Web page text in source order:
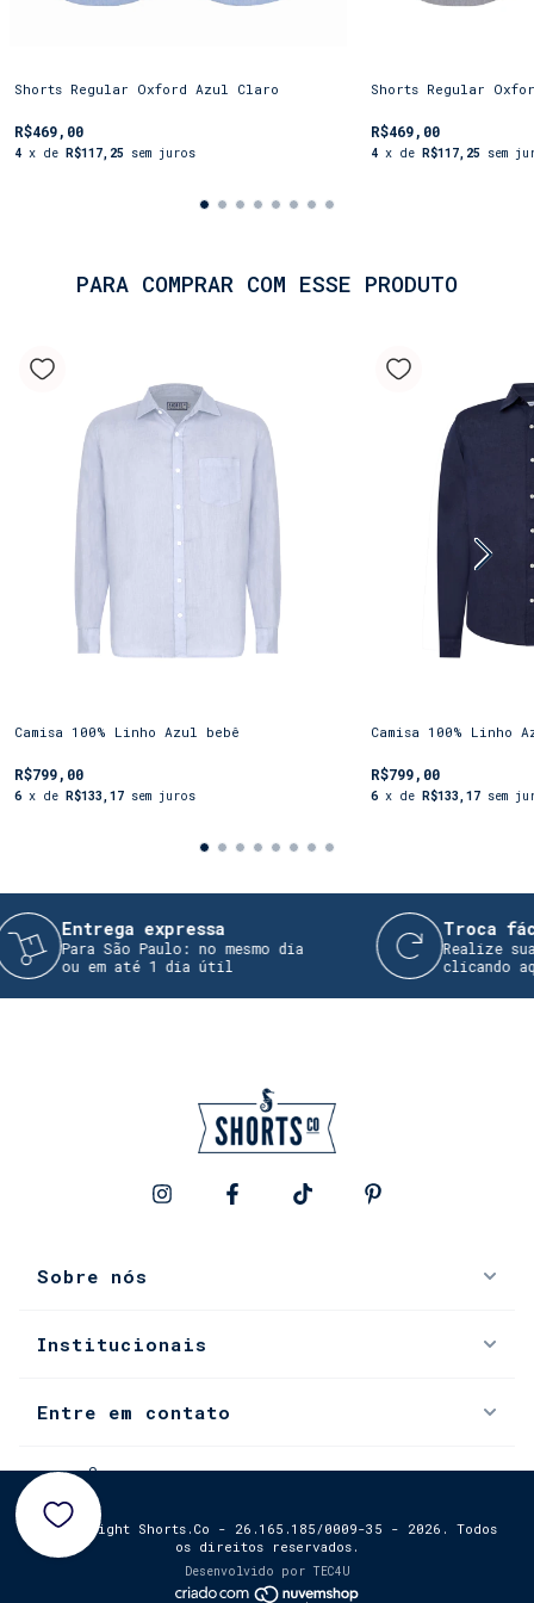
Shorts Regular Oxford Azul Claro
R$469,00
4 x de R$117,25 sem juros
Shorts Regular
R$469,00
4 x de R$117,25 sem
PARA COMPRAR COM ESSE PRODUTO
Camisa 100% Linho Azul bebê
R$799,00
6 x de R$133,17 sem juros
Camisa 100% Linho
R$799,00
6 x de R$133,17 sem
Entrega expressa
Para São Paulo: no mesmo dia
ou em até 1 dia útil
Troca fácil
Realize sua
clicando aqui
Sobre nós
Institucionais
Entre em contato
© Copyright Shorts.Co - 26.165.185/0009-35 - 2026. Todos
os direitos reservados.
Desenvolvido por TEC4U
0